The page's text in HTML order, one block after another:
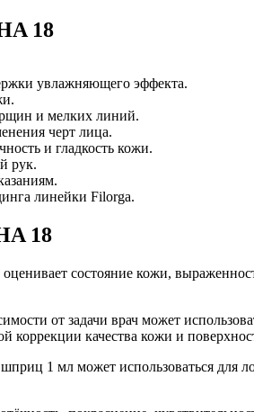
18
увлажняющего эффекта.
и мелких линий.
черт лица.
и гладкость кожи.
рук.
линейки Filorga.
18
состояние кожи,
от задачи врач может
коррекции качества кожи и
1 мл может использоваться для